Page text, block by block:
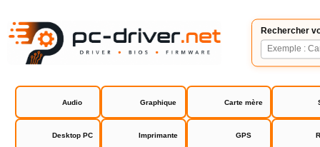
Rechercher
Audio Graphique Carte mère
Desktop PC Imprimante GPS